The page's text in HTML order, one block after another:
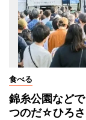
食べる
錦糸公園など
つのだ☆ひろ